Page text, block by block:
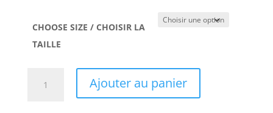
prix :
€850
CHOOSE SIZE / CHOISIR LA
TAILLE
Ajouter au panier